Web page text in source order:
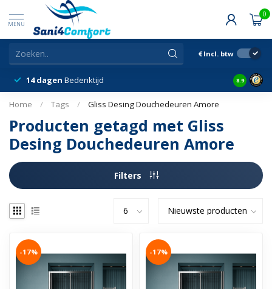
MENU
0
€ Incl. btw
14 dagen Bedenktijd Snelle
8.9
Home / Tags / Gliss Desing Douchedeuren Amore
Producten getagd met Gliss
Desing Douchedeuren Amore
Filters
-17% -17%